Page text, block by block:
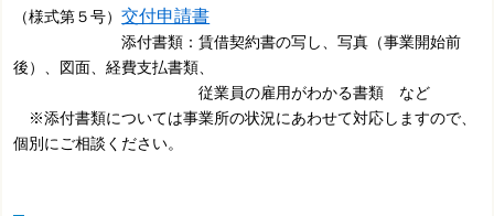
（様式第５号）交付申請書
添付書類：賃借契約書の写し、写真（事業開始前
後）、図面、経費支払書類、
従業員の雇用がわかる書類 など
※添付書類については事業所の状況にあわせて対応しますので、
個別にご相談ください。